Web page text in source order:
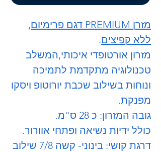
מזרן PREMIUM דגם פרימיום,
ללא קפיצים.
מזרון אורטופדי איכותי,המשלב
טכנולוגיה מתקדמת לתמיכה
ונוחות בשילוב שכבת יורוטופ ויסקו
מפנקת.
גובה המזרון: כ 28 ס"מ.
כולל ידיות נשיאה ופתחי אוורור.
דרגת קושי: בינוני- קשה 7/8 שילוב